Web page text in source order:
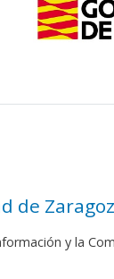
de
y la